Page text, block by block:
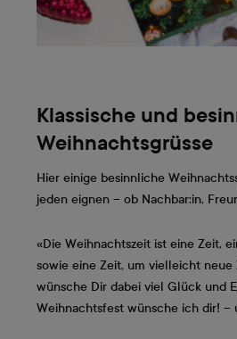
Klassische und
Weihnachtsgrüsse
Hier einige besinnliche
jeden eignen – ob Nachbar:in,
«Die Weihnachtszeit ist eine Zeit,
sowie eine Zeit, um vielleicht neue
wünsche Dir dabei viel Glück und
Weihnachtsfest wünsche ich dir! –